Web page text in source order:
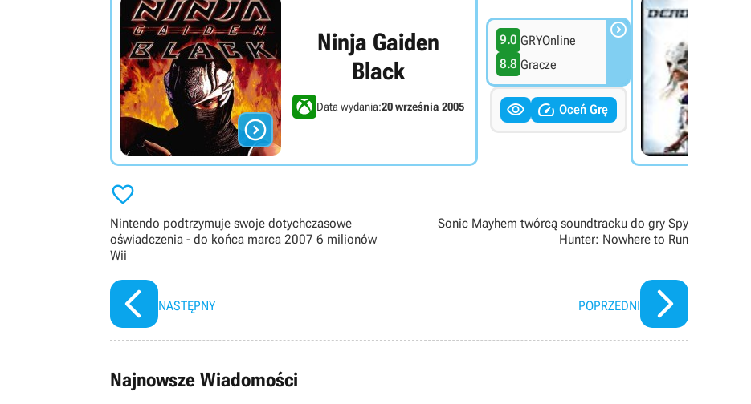

Ninja Gaiden
Black
Data wydania:20 września 2005
9.0 GRYOnline
8.8 Gracze

  Oceń Grę

Nintendo podtrzymuje swoje dotychczasowe
oświadczenia - do końca marca 2007 6 milionów
Wii
NASTĘPNY
Sonic Mayhem twórcą soundtracku do gry Spy
Hunter: Nowhere to Run
POPRZEDNI
Najnowsze Wiadomości